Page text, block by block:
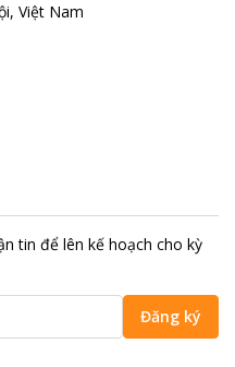
Việt Nam
tin để lên kế hoạch cho kỳ
Đăng ký